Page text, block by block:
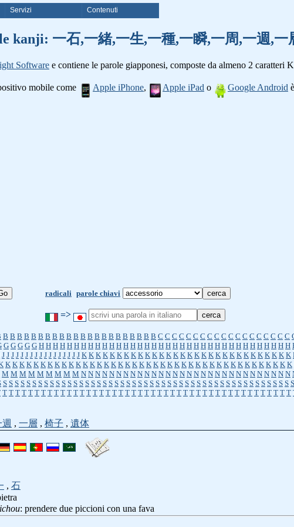
Servizi Contenuti
kanji: 一石,一緒,一生,一種,一瞬,一周,一週,一
Software e contiene le parole giapponesi, composte da almeno 2 caratteri
mobile come Apple iPhone, Apple iPad o Google Android
radicali parole chiavi
=>
B B B B B B B B B B B B B B B B B B B B B B C C C C C C C C C C C C C C C C C C C
G G G G G H H H H H H H H H H H H H H H H H H H H H H H H H H H H H H H H H H H H
J J J J J J J J J J J J J J J J J K K K K K K K K K K K K K K K K K K K K K K K K K K K K K K
K K K K K K K K K K K K K K K K K K K K K K K K K K K K K K K K K K K K K K K K K
M M M M M M M M M N N N N N N N N N N N N N N N N N N N N N N N N N N N N N N
S S S S S S S S S S S S S S S S S S S S S S S S S S S S S S S S S S S S S S S S S S S S S S S S S S
T T T T T T T T T T T T T T T T T T T T T T T T T T T T T T T T T T T T T T T T T T T T T
, 一層 , 椅子 , 遺体
, 石
: prendere due piccioni con una fava